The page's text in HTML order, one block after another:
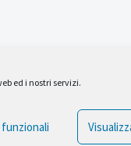
ed i nostri servizi.
funzionali
Ferruccio Lindaver